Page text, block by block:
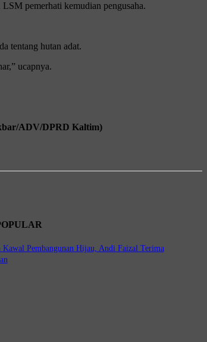
pemerhati kemudian pengusaha.
tentang hutan adat.
ucapnya.
ADV/DPRD Kaltim)
Pembangunan Hijau, Andi Faizal Terima